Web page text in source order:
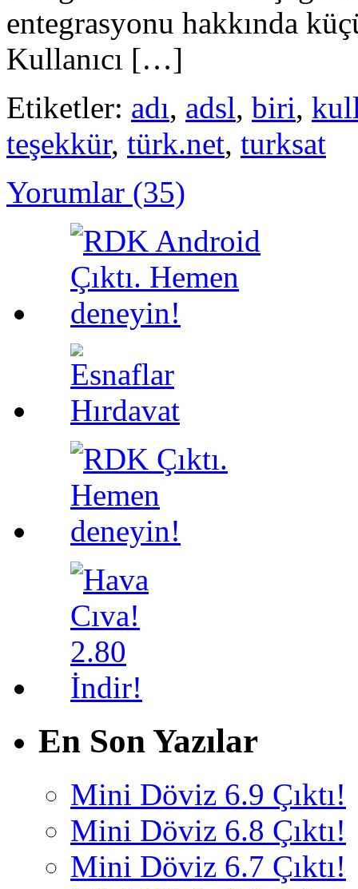
entegrasyonu hakkında
Kullanıcı […]
Etiketler: adı, adsl, biri,
teşekkür, türk.net, turksat
Yorumlar (35)
En Son Yazılar
Mini Döviz 6.9 Çıktı!
Mini Döviz 6.8 Çıktı!
Mini Döviz 6.7 Çıktı!